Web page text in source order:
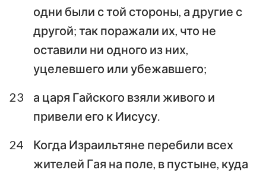
8
9 10 11 12 13
15
18
22
23 24
одни были с той стороны, а другие с
другой; так поражали их, что не
оставили ни одного из них,
уцелевшего или убежавшего;
23
а царя Гайского взяли живого и
привели его к Иисусу.
24
Когда Израильтяне перебили всех
жителей Гая на поле, в пустыне, куда